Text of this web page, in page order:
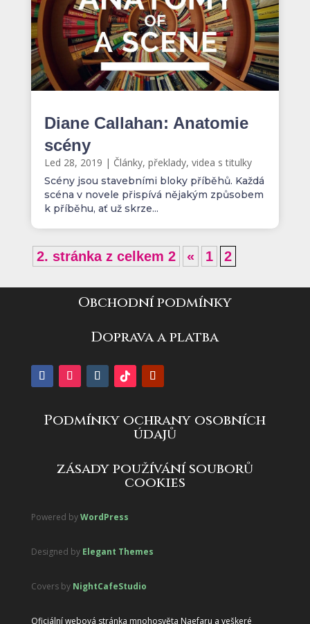
Diane Callahan: Anatomie
scény
Led 28, 2019 | Články, překlady, videa s titulky
Scény jsou stavebními bloky příběhů. Každá
scéna v novele přispívá nějakým způsobem
k příběhu, ať už skrze...
2. stránka z celkem 2 « 1 2
Obchodní podmínky
Doprava a platba
Podmínky ochrany osobních
údajů
zásady používání souborů
cookies
Powered byWordPress
Designed by Elegant Themes
Covers by NightCafeStudio
Oficiální webová stránka mnohosvěta Naefaru a veškeré